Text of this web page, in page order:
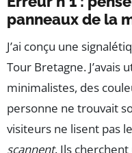
panneaux de la
J’ai conçu une
Tour Bretagne. J’avais
minimalistes, des
personne ne trouvait
visiteurs ne lisent pas
scannent. Ils